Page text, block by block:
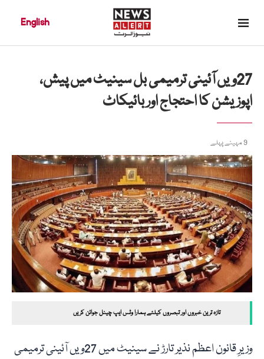
English
27ویں آئینی ترمیمی بل سینیٹ میں پیش،
اپوزیشن کا احتجاج اور بائیکاٹ
9 مہینے پہلے
تازہ ترین خبروں اور تبصروں کیلئے ہمارا وٹس ایپ چینل جوائن کریں
وزیرِ قانون اعظم نذیر تارڑ نے سینیٹ میں 27ویں آئینی ترمیمی